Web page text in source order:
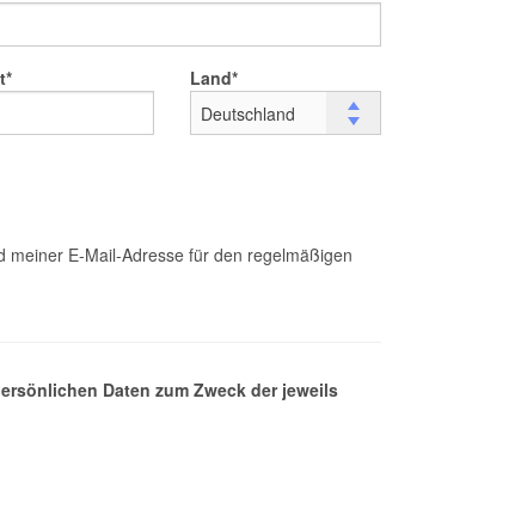
Land
meiner E-Mail-Adresse für den regelmäßigen
Daten zum Zweck der jeweils